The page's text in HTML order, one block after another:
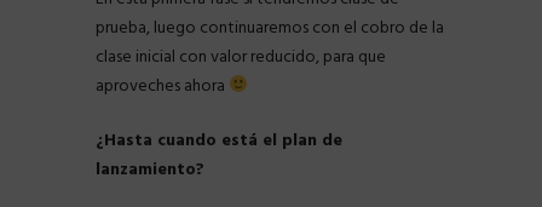
prueba, luego continuaremos con el cobro de la
clase inicial con valor reducido, para que
aproveches ahora
¿Hasta cuando está el plan de
lanzamiento?